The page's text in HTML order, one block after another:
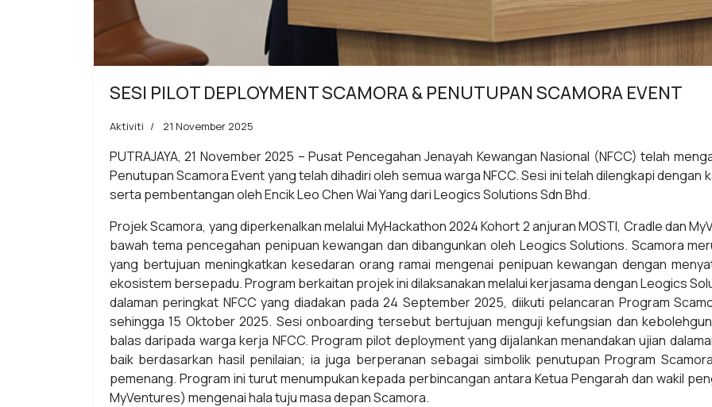
SESI PILOT DEPLOYMENT SCAMORA & PENUTUPAN SCAMORA EVENT
Aktiviti 21 November 2025
PUTRAJAYA, 21 November 2025 – Pusat Pencegahan Jenayah Kewangan Nasional (NFCC) telah
Penutupan Scamora Event yang telah dihadiri oleh semua warga NFCC. Sesi ini telah dilengkapi dengan
serta pembentangan oleh Encik Leo Chen Wai Yang dari Leogics Solutions Sdn Bhd.
Projek Scamora, yang diperkenalkan melalui MyHackathon 2024 Kohort 2 anjuran MOSTI, Cradle dan
bawah tema pencegahan penipuan kewangan dan dibangunkan oleh Leogics Solutions. Scamora
yang bertujuan meningkatkan kesedaran orang ramai mengenai penipuan kewangan dengan
ekosistem bersepadu. Program berkaitan projek ini dilaksanakan melalui kerjasama dengan Leogics
dalaman peringkat NFCC yang diadakan pada 24 September 2025, diikuti pelancaran Program
sehingga 15 Oktober 2025. Sesi onboarding tersebut bertujuan menguji kefungsian dan
balas daripada warga kerja NFCC. Program pilot deployment yang dijalankan menandakan ujian
baik berdasarkan hasil penilaian; ia juga berperanan sebagai simbolik penutupan Program
pemenang. Program ini turut menumpukan kepada perbincangan antara Ketua Pengarah dan wakil
MyVentures) mengenai hala tuju masa depan Scamora.